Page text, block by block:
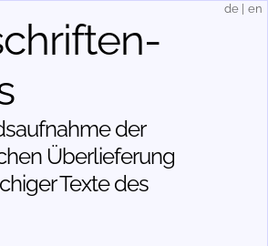
der
Über­lieferung
Texte des
de en